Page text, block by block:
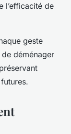
l’efficacité de
geste
déménager